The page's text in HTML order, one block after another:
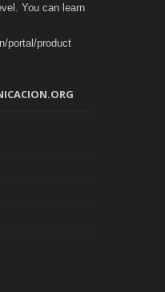
You can learn
portal/product